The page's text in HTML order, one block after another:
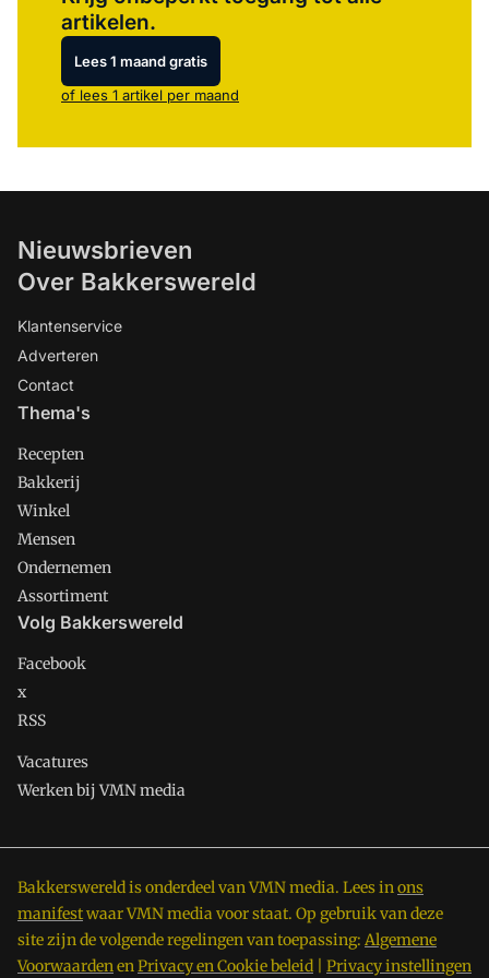
artikelen.
Lees 1 maand gratis
of lees 1 artikel per maand
Nieuwsbrieven
Over Bakkerswereld
Klantenservice
Adverteren
Contact
Thema's
Recepten
Bakkerij
Winkel
Mensen
Ondernemen
Assortiment
Volg Bakkerswereld
Facebook
x
RSS
Vacatures
Werken bij VMN media
Bakkerswereld is onderdeel van VMN media. Lees inons
manifestwaar VMN media voor staat. Op gebruik van deze
site zijn de volgende regelingen van toepassing: Algemene
VoorwaardenenPrivacy en Cookie beleid Privacy instellingen